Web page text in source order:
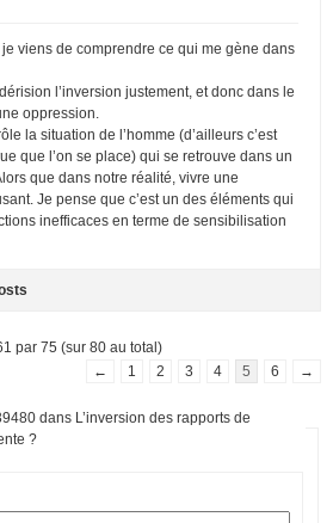
viens de comprendre ce qui me gène dans
l’inversion justement, et donc dans le
oppression.
la situation de l’homme (d’ailleurs c’est
que l’on se place) qui se retrouve dans un
que dans notre réalité, vivre une
Je pense que c’est un des éléments qui
inefficaces en terme de sensibilisation
par 75 (sur 80 au total)
←
1 2 3 4 5 6 →
dans L’inversion des rapports de
?